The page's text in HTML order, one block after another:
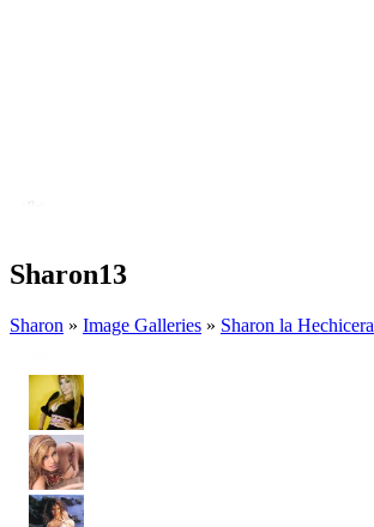
Sharon13
Sharon » Image Galleries » Sharon la Hechicera